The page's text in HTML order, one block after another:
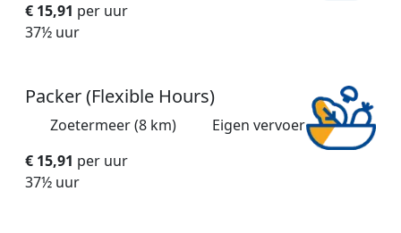
€ 15,91 per uur
37½ uur
Packer (Flexible Hours)
Zoetermeer (8 km)
Eigen vervoer
€ 15,91 per uur
37½ uur